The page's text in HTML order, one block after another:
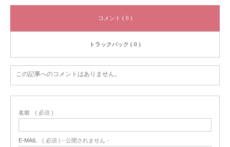
コメント ( 0 )
トラックバック ( 0 )
この記事へのコメントはありません。
名前 ( 必須 )
E-MAIL ( 必須 ) - 公開されません -